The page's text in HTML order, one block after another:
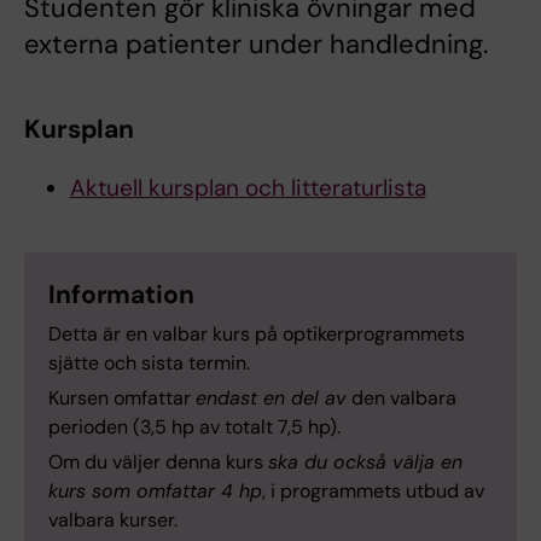
Studenten gör kliniska övningar med
externa patienter under handledning.
Kursplan
Aktuell kursplan och litteraturlista
Information
Detta är en valbar kurs på optikerprogrammets
sjätte och sista termin.
Kursen omfattar endast en del av den valbara
perioden (3,5 hp av totalt 7,5 hp).
Om du väljer denna kurs ska du också välja en
kurs som omfattar 4 hp, i programmets utbud av
valbara kurser.